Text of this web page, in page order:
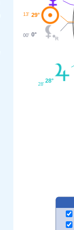
29°
13'
0°
00'
28°
28'